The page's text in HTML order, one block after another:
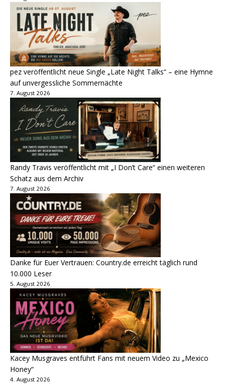
pez veröffentlicht neue Single „Late Night Talks“ – eine Hymne
auf unvergessliche Sommernächte
7. August 2026
Randy Travis veröffentlicht mit „I Don’t Care“ einen weiteren
Schatz aus dem Archiv
7. August 2026
Danke für Euer Vertrauen: Country.de erreicht täglich rund
10.000 Leser
5. August 2026
Kacey Musgraves entführt Fans mit neuem Video zu „Mexico
Honey“
4. August 2026